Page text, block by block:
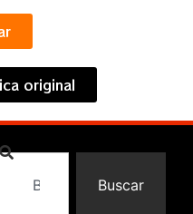
original
Buscar